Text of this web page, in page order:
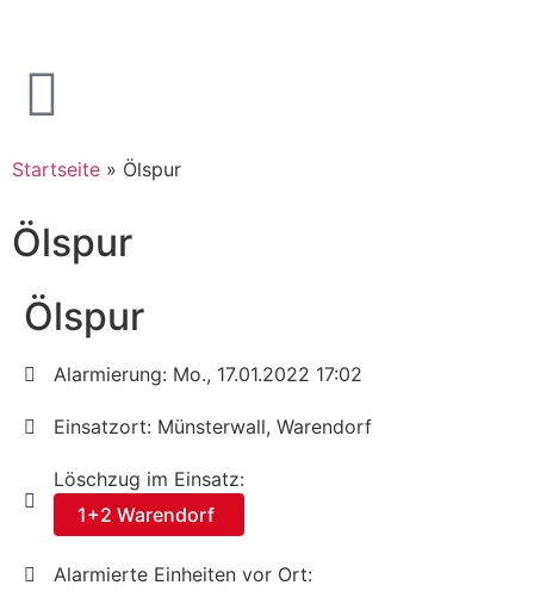
Startseite » Ölspur
Ölspur
Ölspur
Alarmierung: Mo., 17.01.2022 17:02
Einsatzort: Münsterwall, Warendorf
Löschzug im Einsatz:
1+2 Warendorf
Alarmierte Einheiten vor Ort: